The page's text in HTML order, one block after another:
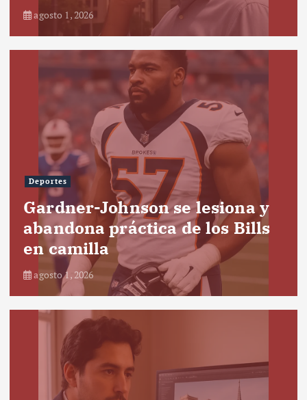
agosto 1, 2026
Deportes
Gardner-Johnson se lesiona y
abandona práctica de los Bills
en camilla
agosto 1, 2026